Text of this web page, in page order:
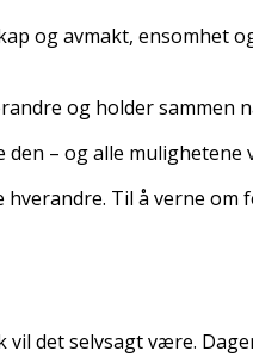
og avmakt, ensomhet
og holder sammen
– og alle mulighetene
Til å verne
det selvsagt være.